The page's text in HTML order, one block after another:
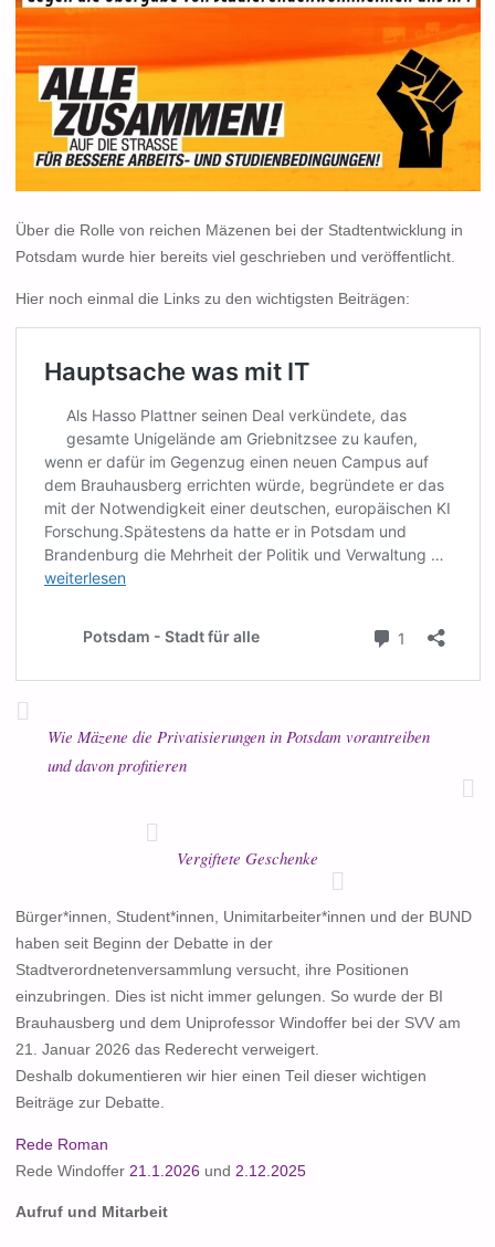
Über die Rolle von reichen Mäzenen bei der Stadtentwicklung in
Potsdam wurde hier bereits viel geschrieben und veröffentlicht.
Hier noch einmal die Links zu den wichtigsten Beiträgen:
Wie Mäzene die Privatisierungen in Potsdam vorantreiben
und davon profitieren
Vergiftete Geschenke
Bürger*innen, Student*innen, Unimitarbeiter*innen und der BUND
haben seit Beginn der Debatte in der
Stadtverordnetenversammlung versucht, ihre Positionen
einzubringen. Dies ist nicht immer gelungen. So wurde der BI
Brauhausberg und dem Uniprofessor Windoffer bei der SVV am
21. Januar 2026 das Rederecht verweigert.
Deshalb dokumentieren wir hier einen Teil dieser wichtigen
Beiträge zur Debatte.
Rede Roman
Rede Windoffer 21.1.2026 und 2.12.2025
Aufruf und Mitarbeit